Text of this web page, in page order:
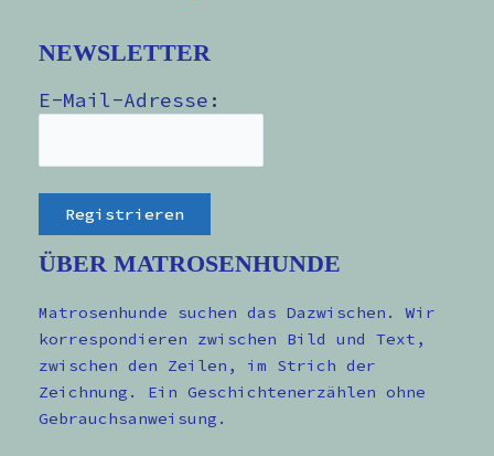
NEWSLETTER
E-Mail-Adresse:
ÜBER MATROSENHUNDE
Matrosenhunde suchen das Dazwischen. Wir
korrespondieren zwischen Bild und Text,
zwischen den Zeilen, im Strich der
Zeichnung. Ein Geschichtenerzählen ohne
Gebrauchsanweisung.